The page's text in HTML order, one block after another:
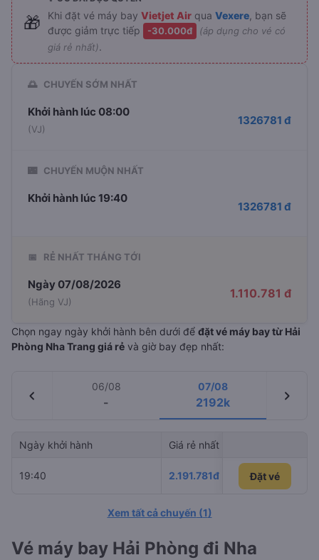
🎁 Khi đặt vé máy bay Vietjet Air qua Vexere , bạn sẽ
được giảm trực tiếp
-30.000đ
(áp dụng cho vé có
giá rẻ nhất).
🌅 CHUYẾN SỚM NHẤT
Khởi hành lúc 08:00
(VJ)
1326781 đ
🌃 CHUYẾN MUỘN NHẤT
Khởi hành lúc 19:40
1326781 đ
📅 RẺ NHẤT THÁNG TỚI
Ngày 07/08/2026
(Hãng VJ)
1.110.781 đ
Chọn ngay ngày khởi hành bên dưới để đặt vé máy bay từ Hải
Phòng Nha Trang giá rẻ và giờ bay đẹp nhất:
chevron_left
06/08
-
07/08
2192k chevron_right
Ngày khởi hành Giá rẻ nhất
19:40 2.191.781đ Đặt vé
Đặt vé
Xem tất cả chuyến (1)
Vé máy bay Hải Phòng đi Nha